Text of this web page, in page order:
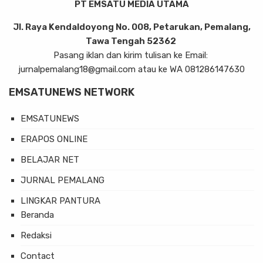
PT EMSATU MEDIA UTAMA
Jl. Raya Kendaldoyong No. 008, Petarukan, Pemalang,
Tawa Tengah 52362
Pasang iklan dan kirim tulisan ke Email:
jurnalpemalang18@gmail.com atau ke WA 081286147630
EMSATUNEWS NETWORK
EMSATUNEWS
ERAPOS ONLINE
BELAJAR NET
JURNAL PEMALANG
LINGKAR PANTURA
Beranda
Redaksi
Contact